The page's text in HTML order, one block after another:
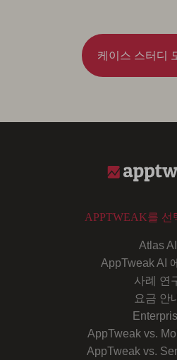
케이스 스터디
APPTWEAK를 선
Atlas AI
AppTweak AI
사례 연
요금 안
AppTweak vs.
AppTweak vs.